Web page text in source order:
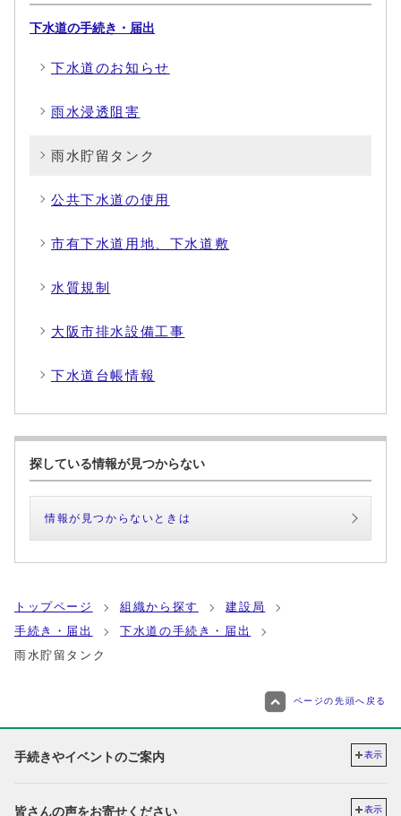
下水道の手続き・届出
下水道のお知らせ
雨水浸透阻害
雨水貯留タンク
公共下水道の使用
市有下水道用地、下水道敷
水質規制
大阪市排水設備工事
下水道台帳情報
探している情報が見つからない
情報が見つからないときは
トップページ 組織から探す
建設局
手続き・届出
下水道の手続き・届出
雨水貯留タンク
ページの先頭へ戻る
手続きやイベントのご案内 表示
皆さんの声をお寄せください 表示